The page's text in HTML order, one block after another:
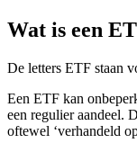
Wat is een
De letters ETF staan
Een ETF kan
een regulier aandeel.
oftewel ‘verhandeld